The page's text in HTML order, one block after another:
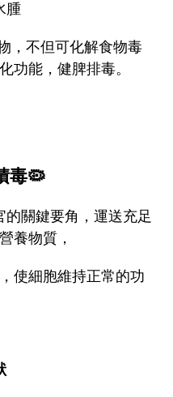
腫
，不但可化解食物毒
功能，健脾排毒。
毒🦠
關鍵要角，運送充足
養物質，
使細胞維持正常的功